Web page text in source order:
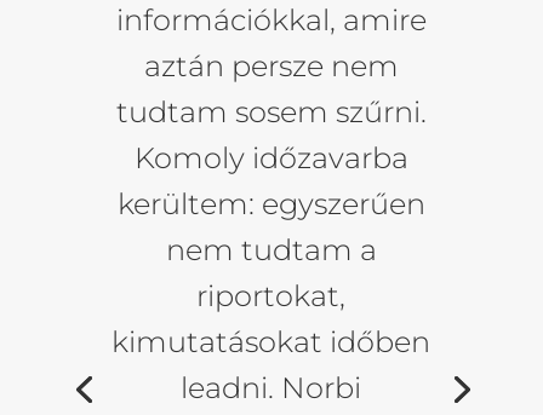
információkkal, amire
aztán persze nem
tudtam sosem szűrni.
Komoly időzavarba
kerültem: egyszerűen
nem tudtam a
riportokat,
kimutatásokat időben
leadni. Norbi